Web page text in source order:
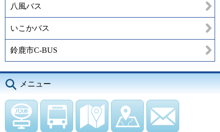
八風バス
いこかバス
鈴鹿市C-BUS
メニュー